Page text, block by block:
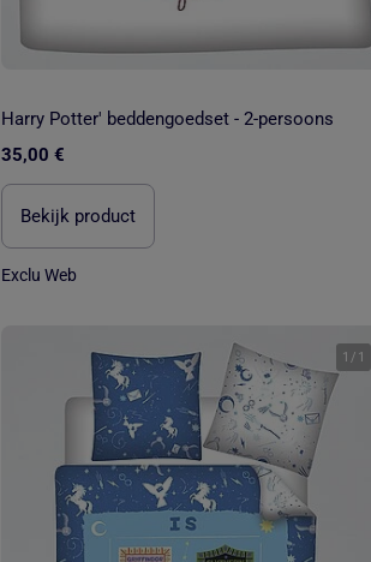
Harry Potter' beddengoedset - 2-persoons
35,00 €
Bekijk product
Exclu Web
1 / 1